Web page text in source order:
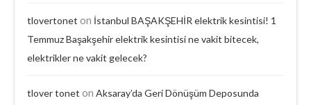
tlovertonet on İstanbul BAŞAKŞEHİR elektrik kesintisi! 1
Temmuz Başakşehir elektrik kesintisi ne vakit bitecek,
elektrikler ne vakit gelecek?
tlover tonet on Aksaray’da Geri Dönüşüm Deposunda